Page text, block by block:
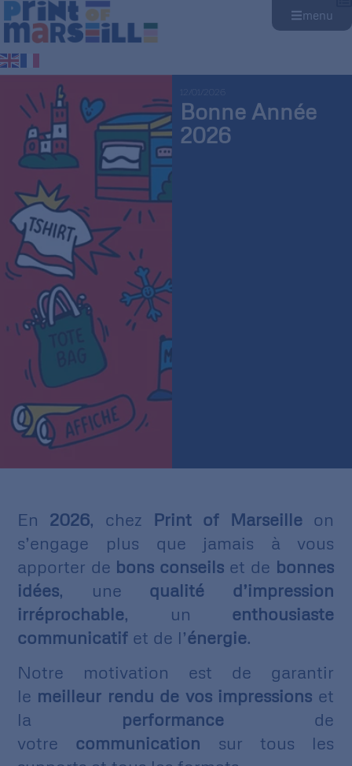
menu
Bonne Année
2026
En 2026, chez Print of Marseille on
s’engage plus que jamais à vous
apporter de bons conseils et de bonnes
idées, une qualité d’impression
irréprochable, un enthousiaste
communicatif et de l’énergie.
Notre motivation est de garantir
le meilleur rendu de vos impressions et
la performance de
votre communication sur tous les